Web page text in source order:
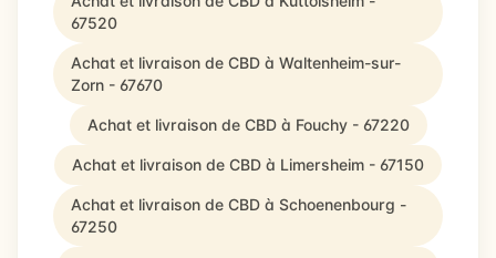
67520
Achat et livraison de CBD à Waltenheim-sur-
Zorn - 67670
Achat et livraison de CBD à Fouchy - 67220
Achat et livraison de CBD à Limersheim - 67150
Achat et livraison de CBD à Schoenenbourg -
67250